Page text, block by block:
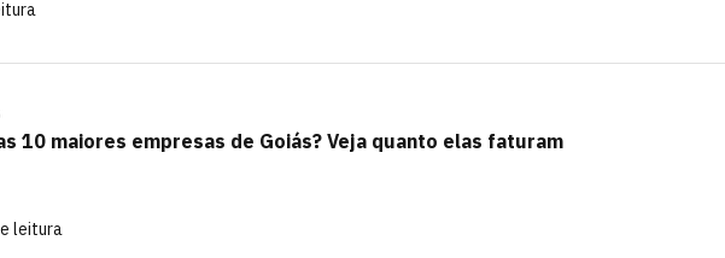
10 maiores empresas de Goiás? Veja quanto elas faturam
leitura